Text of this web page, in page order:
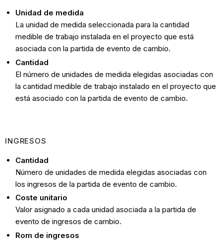
Unidad de medida
La unidad de medida seleccionada para la cantidad
medible de trabajo instalada en el proyecto que está
asociada con la partida de evento de cambio.
Cantidad
El número de unidades de medida elegidas asociadas con
la cantidad medible de trabajo instalado en el proyecto que
está asociado con la partida de evento de cambio.
INGRESOS
Cantidad
Número de unidades de medida elegidas asociadas con
los ingresos de la partida de evento de cambio.
Coste unitario
Valor asignado a cada unidad asociada a la partida de
evento de ingresos de cambio.
Rom de ingresos